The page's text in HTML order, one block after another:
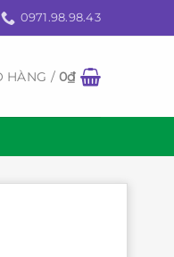
0971.98.98.43
HÀNG /0₫